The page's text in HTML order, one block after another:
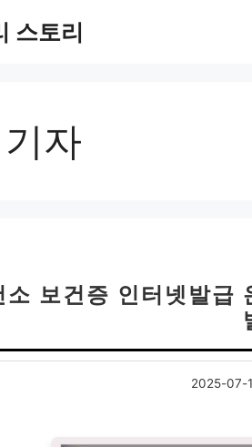
스토리
기자
소 보건증 인터넷발급
2025-07-